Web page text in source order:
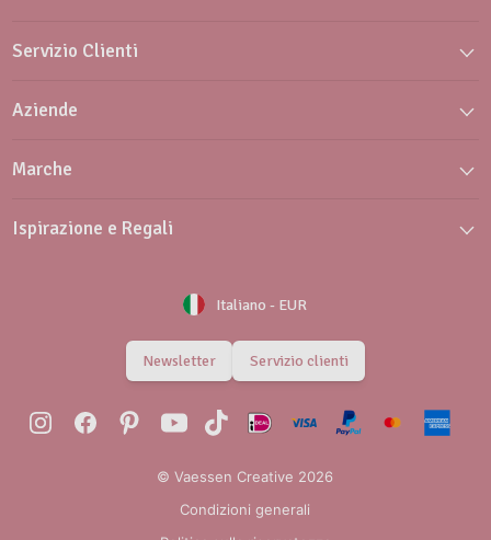
Servizio Clienti
Aziende
Marche
Ispirazione e Regali
Italiano - EUR
Newsletter Servizio clienti
© Vaessen Creative 2026
Condizioni generali